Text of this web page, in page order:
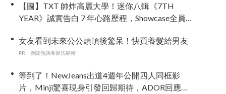
【圖】TXT 帥炸高麗大學！迷你八輯《7TH
YEAR》誠實告白 7 年心路歷程，Showcase全員黑
女友看到未來公公頭頂後驚呆！快買養髮給男友
PR・新聞熱議養髮洗髮精
等到了！NewJeans出道4週年公開四人同框影
片，Minji驚喜現身引發回歸期待，ADOR回應未